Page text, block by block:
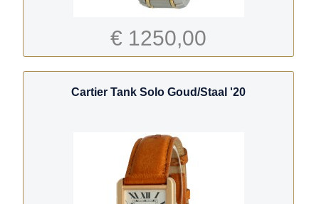
€ 1250,00
Cartier Tank Solo Goud/Staal '20